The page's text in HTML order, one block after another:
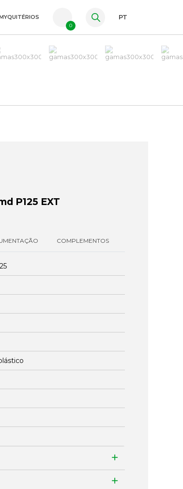
ES
0
PT
P125 EXT
COMPLEMENTOS